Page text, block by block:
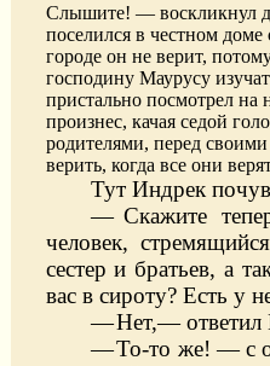
Слышите! — воскликнул
поселился в честном доме
городе он не верит,
господину Маурусу
пристально посмотрел на
произнес, качая седой
родителями, перед
верить, когда все они
Тут Индрек
— Скажите
человек,
сестер и братьев, а
вас в сироту? Есть у
—Нет,— ответил
—То-то же! — с